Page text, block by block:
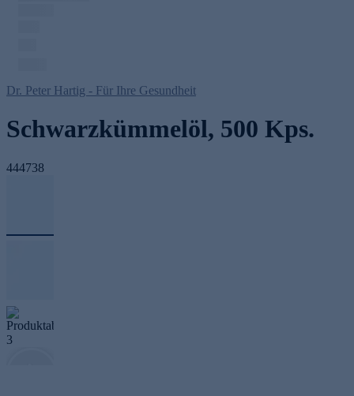
Dr. Peter Hartig - Für Ihre Gesundheit
Schwarzkümmelöl, 500 Kps.
444738